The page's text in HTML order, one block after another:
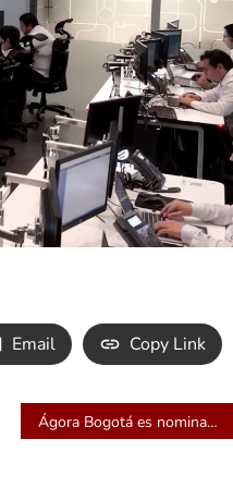
Email Copy Link
Ágora Bogotá es nominado por sexta vez consecutiva como centro de convenciones líder de Suramérica en los World Travel Awards 2026